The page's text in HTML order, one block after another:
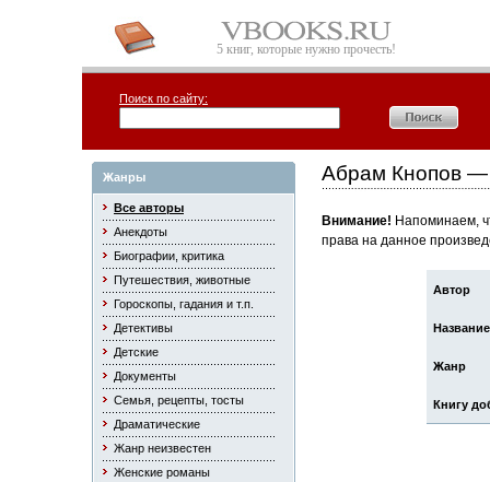
5 книг, которые нужно прочесть!
Поиск по сайту:
Жанры
Все авторы
Анекдоты
Биографии, критика
Путешествия, животные
Гороскопы, гадания и т.п.
Детективы
Детские
Документы
Семья, рецепты, тосты
Драматические
Жанр неизвестен
Женские романы
Абрам Кнопов
Внимание! Напоминаем,
права на данное
Автор
Название
Жанр
Книгу